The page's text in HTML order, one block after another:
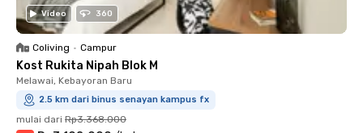
Video 360
Coliving • Campur
Kost Rukita Nipah Blok M
Melawai, Kebayoran Baru
2.5 km dari binus senayan kampus fx
mulai dari Rp3.368.000